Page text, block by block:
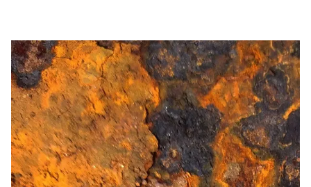
Oikean
valinta
Mistä tiedät, millainen paineilmankuivain sopii
tarpeisiisi? Näiden tietojen avulla voit tehdä oikean